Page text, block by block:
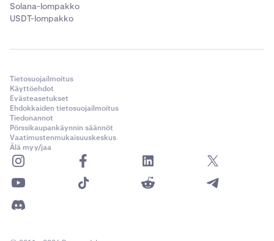
Solana-lompakko
USDT-lompakko
Tietosuojailmoitus
Käyttöehdot
Evästeasetukset
Ehdokkaiden tietosuojailmoitus
Tiedonannot
Pörssikaupankäynnin säännöt
Vaatimustenmukaisuuskeskus
Älä myy/jaa